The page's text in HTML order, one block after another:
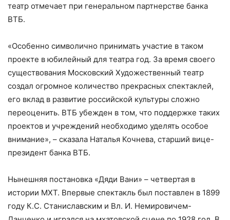
театр отмечает при генеральном партнерстве банка
ВТБ.
«Особенно символично принимать участие в таком
проекте в юбилейный для театра год. За время своего
существования Московский Художественный театр
создал огромное количество прекрасных спектаклей,
его вклад в развитие российской культуры сложно
переоценить. ВТБ убежден в том, что поддержке таких
проектов и учреждений необходимо уделять особое
внимание», – сказала Наталья Кочнева, старший вице-
президент банка ВТБ.
Нынешняя постановка «Дяди Вани» – четвертая в
истории МХТ. Впервые спектакль был поставлен в 1899
году К.С. Станиславским и Вл. И. Немировичем-